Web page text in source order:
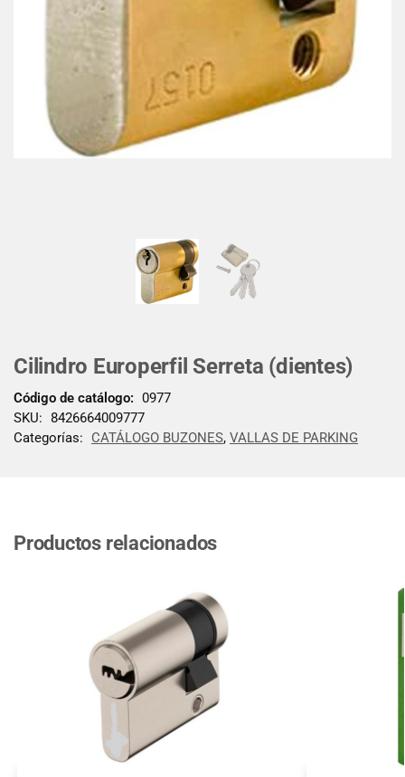
Cilindro Europerfil Serreta (dientes)
Código de catálogo: 0977
SKU: 8426664009777
Categorías:
CATÁLOGO BUZONES, VALLAS DE PARKING
Productos relacionados